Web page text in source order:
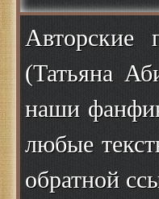
(Татьяна
наши
любые
обратной